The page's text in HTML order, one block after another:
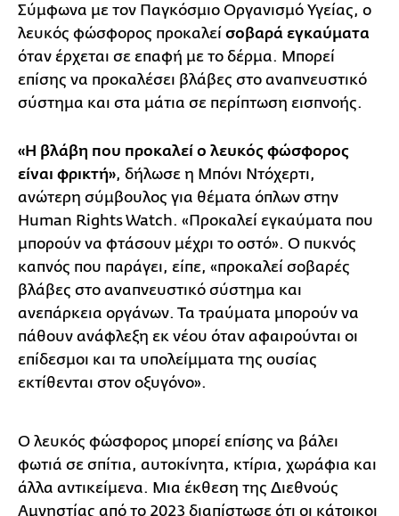
Σύμφωνα με τον Παγκόσμιο Οργανισμό Υγείας, ο
λευκός φώσφορος προκαλεί σοβαρά εγκαύματα
όταν έρχεται σε επαφή με το δέρμα. Μπορεί
επίσης να προκαλέσει βλάβες στο αναπνευστικό
σύστημα και στα μάτια σε περίπτωση εισπνοής.
«Η βλάβη που προκαλεί ο λευκός φώσφορος
είναι φρικτή», δήλωσε η Μπόνι Ντόχερτι,
ανώτερη σύμβουλος για θέματα όπλων στην
Human Rights Watch. «Προκαλεί εγκαύματα που
μπορούν να φτάσουν μέχρι το οστό». Ο πυκνός
καπνός που παράγει, είπε, «προκαλεί σοβαρές
βλάβες στο αναπνευστικό σύστημα και
ανεπάρκεια οργάνων. Τα τραύματα μπορούν να
πάθουν ανάφλεξη εκ νέου όταν αφαιρούνται οι
επίδεσμοι και τα υπολείμματα της ουσίας
εκτίθενται στον οξυγόνο».
Ο λευκός φώσφορος μπορεί επίσης να βάλει
φωτιά σε σπίτια, αυτοκίνητα, κτίρια, χωράφια και
άλλα αντικείμενα. Μια έκθεση της Διεθνούς
Αμνηστίας από το 2023 διαπίστωσε ότι οι κάτοικοι